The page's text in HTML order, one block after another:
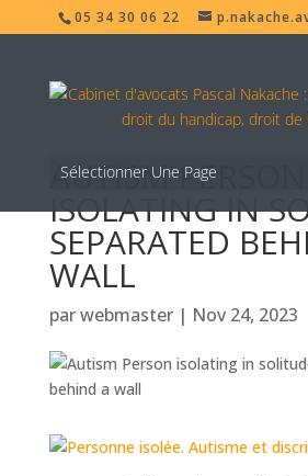
05 34 30 06 22
Sélectionner Une Page
AUTISM PERSON
ISOLATING IN
SEPARATED
WALL
parwebmaster| Nov 24, 2023